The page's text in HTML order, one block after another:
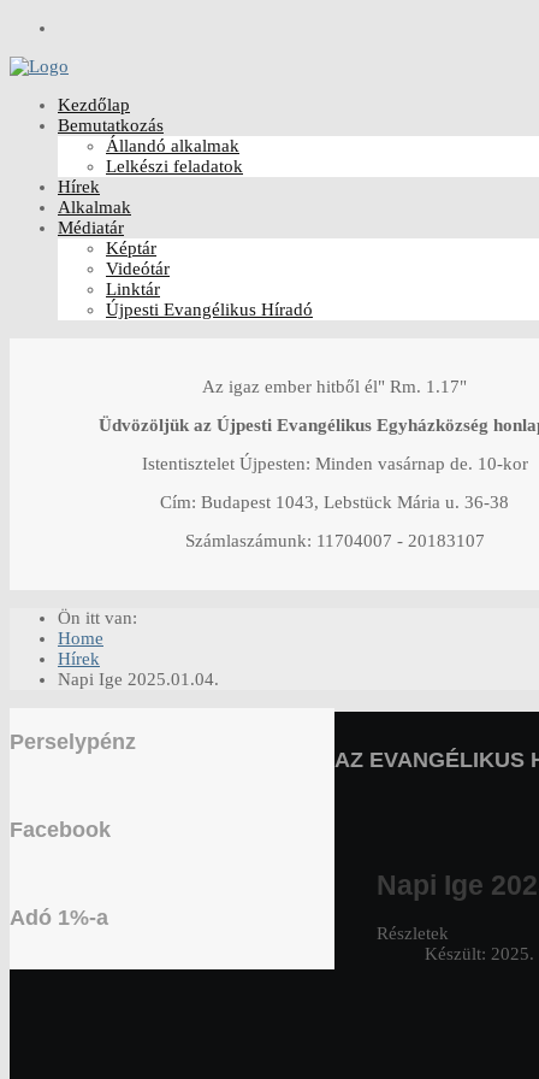
Kezdőlap
Bemutatkozás
Állandó alkalmak
Lelkészi feladatok
Hírek
Alkalmak
Médiatár
Képtár
Videótár
Linktár
Újpesti Evangélikus Híradó
Az igaz ember hitből él" Rm. 1.17"
Üdvözöljük az Újpesti Evangélikus Egyházközség
Istentisztelet Újpesten: Minden vasárnap de. 10-kor
Cím: Budapest 1043, Lebstück Mária u. 36-38
Számlaszámunk: 11704007 - 20183107
Ön itt van:
Home
Hírek
Napi Ige 2025.01.04.
Perselypénz
Facebook
Adó 1%-a
AZ EVANGÉLIKUS
Napi Ige
Részletek
Készült: